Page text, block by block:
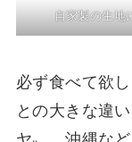
自家製の生地
必ず食べて欲
との大きな違